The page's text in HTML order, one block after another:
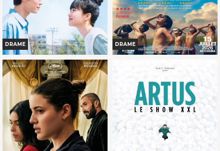
AVERT. TOUT PUBLIC TOUT PUBLIC
DRAME
SOUS LE CIEL DE KYOTO
Horaires et Infos
Bande-annonce
Réservation
TOUT PUBLIC
DRAME
Horaires et Infos
Bande-annonce
Réservation
TOUT PUBLIC